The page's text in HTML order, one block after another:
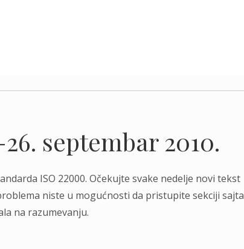
septembar 2010.
ISO 22000. Očekujte svake nedelje novi tekst
niste u mogućnosti da pristupite sekciji sajta
na razumevanju.